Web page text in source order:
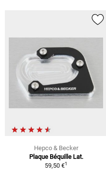
Hepco & Becker
Plaque Béquille Lat.
59,50 €1